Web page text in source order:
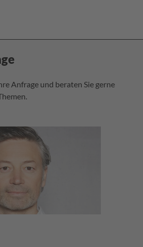
Anfrage und beraten Sie gerne